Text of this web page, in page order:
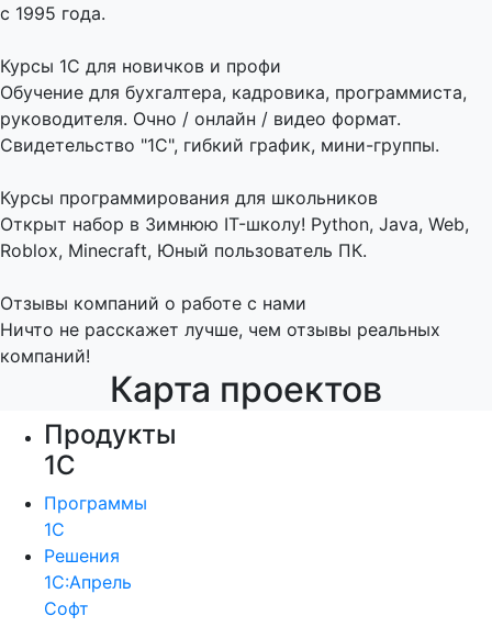
с 1995 года.
Курсы 1С для новичков и профи
Обучение для бухгалтера, кадровика, программиста,
руководителя. Очно / онлайн / видео формат.
Свидетельство "1С", гибкий график, мини-группы.
Курсы программирования для школьников
Открыт набор в Зимнюю IT-школу! Python, Java, Web,
Roblox, Minecraft, Юный пользователь ПК.
Отзывы компаний о работе с нами
Ничто не расскажет лучше, чем отзывы реальных
компаний!
Карта проектов
Продукты
1С
Программы
1С
Решения
1С:Апрель
Софт